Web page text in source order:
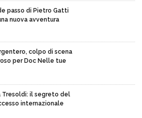
passo di Pietro Gatti
nuova avventura
colpo di scena
per Doc Nelle tue
Tresoldi: il segreto del
internazionale